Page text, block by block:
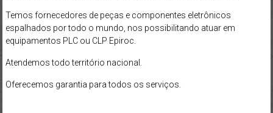
Temos fornecedores de peças e componentes eletrônicos
espalhados por todo o mundo, nos possibilitando atuar em
equipamentos PLC ou CLP Epiroc.
Atendemos todo território nacional.
Oferecemos garantia para todos os serviços.